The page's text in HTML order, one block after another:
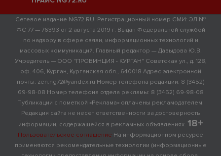
Сетевое издание NG72.RU. Регистрационный номер СМИ: ЭЛ №
ФС 77 — 76393 от 2 августа 2019 г. Выдан Федеральной службой
по надзору в сфере связи, информационных технологий и
массовых коммуникаций. Главный редактор — Давыдова Ю.В.
Учредитель — ООО "ПРОВИНЦИЯ - КУРГАН" Советская ул., д. 128,
оф. 406, Курган, Курганская обл., 640018 Адрес электронной
почты: zen.ng72@yandex.ru Номер телефона редакции: 8 (3452)
69-98-08 Номер телефона отдела рекламы: 8 (3452) 69-98-08
Публикации с пометкой «Реклама» оплачены рекламодателем.
Редакция сайта не несет ответственности за достоверность
информации, содержащейся в рекламных объявлениях. 18+
Пользовательское соглашение На информационном ресурсе
применяются рекомендательные технологии (информационные